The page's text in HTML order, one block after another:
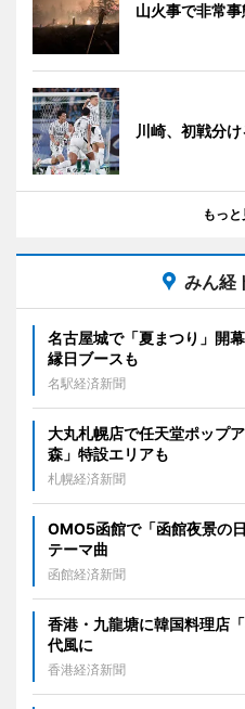
山火事で非常
川崎、初戦分
もっと
みん経
名古屋城で「夏まつり」開
縁日ブースも
名駅経済新聞
大丸札幌店で任天堂ポップ
森」特設エリアも
札幌経済新聞
OMO5函館で「函館夜景の
テーマ曲
函館経済新聞
香港・九龍塘に韓国料理店
代風に
香港経済新聞